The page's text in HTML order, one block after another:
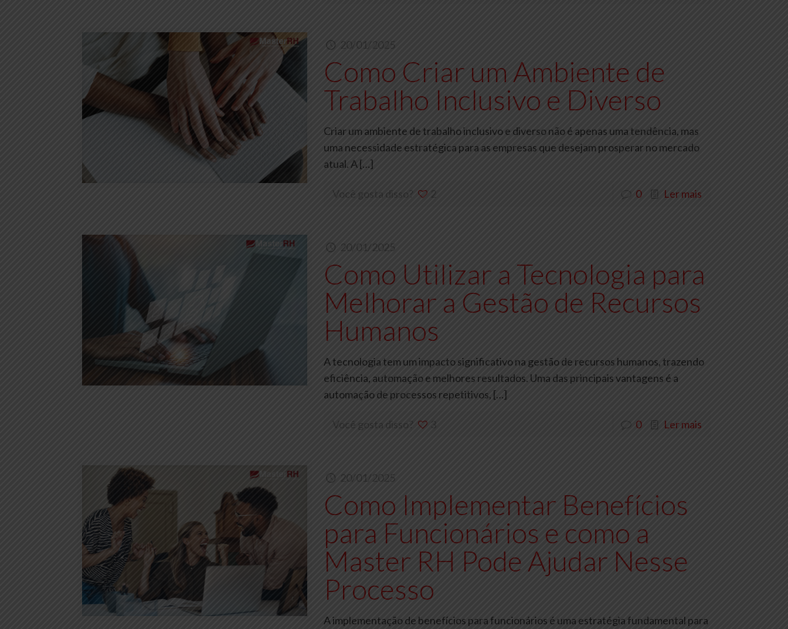
20/01/2025
Como Criar um Ambiente de
Trabalho Inclusivo e Diverso
Criar um ambiente de trabalho inclusivo e diverso não é apenas uma tendência, mas
uma necessidade estratégica para as empresas que desejam prosperar no mercado
atual. A[…]
Você gosta disso? 2 0 Ler mais
20/01/2025
Como Utilizar a Tecnologia para
Melhorar a Gestão de Recursos
Humanos
A tecnologia tem um impacto significativo na gestão de recursos humanos, trazendo
eficiência, automação e melhores resultados. Uma das principais vantagens é a
automação de processos repetitivos, […]
Você gosta disso? 3 0 Ler mais
20/01/2025
Como Implementar Benefícios
para Funcionários e como a
Master RH Pode Ajudar Nesse
Processo
A implementação de benefícios para funcionários é uma estratégia fundamental para